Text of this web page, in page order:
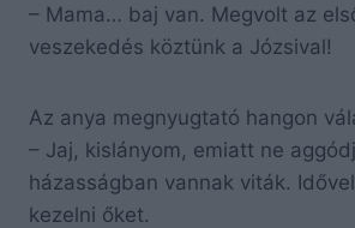
– Mama… baj van. Megvolt az
veszekedés köztünk a Józsival!
Az anya megnyugtató hangon
– Jaj, kislányom, emiatt ne
házasságban vannak viták.
kezelni őket.